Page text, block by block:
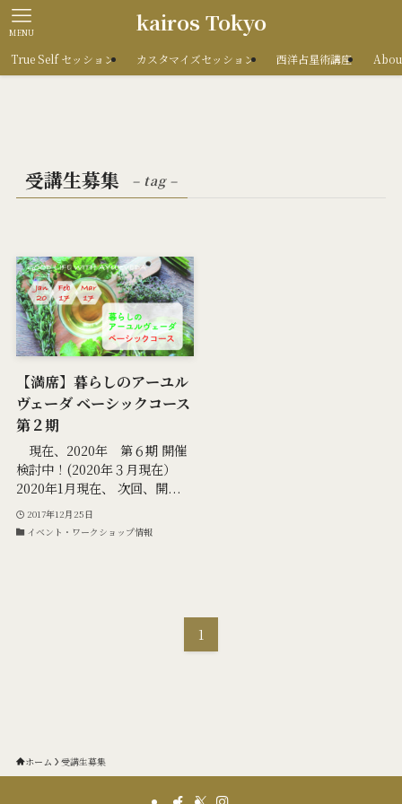
kairos Tokyo
MENU
True Self セッション カスタマイズセッション 西洋占星術講座
受講生募集 – tag –
【満席】暮らしのアーユル
ヴェーダ ベーシックコース
第２期
現在、2020年 第６期 開催
検討中！(2020年３月現在）
2020年1月現在、 次回、開...
2017年12月25日
イベント・ワークショップ情報
1
ホーム 受講生募集